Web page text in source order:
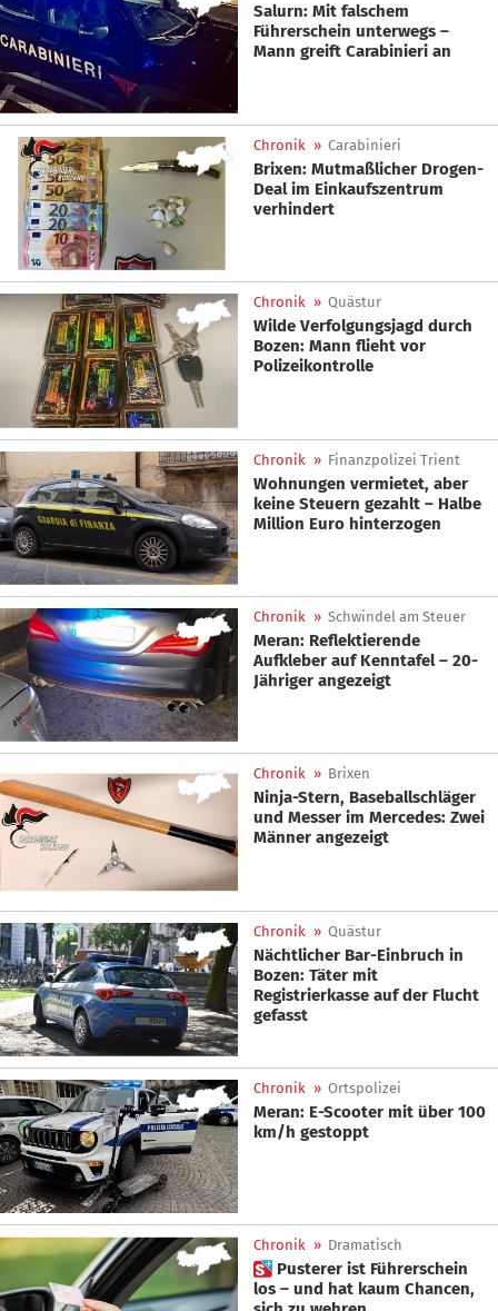
Salurn: Mit falschem
Führerschein unterwegs –
Mann greift Carabinieri an
Chronik » Carabinieri
Brixen: Mutmaßlicher Drogen-
Deal im Einkaufszentrum
verhindert
Chronik » Quästur
Wilde Verfolgungsjagd durch
Bozen: Mann flieht vor
Polizeikontrolle
Chronik » Finanzpolizei Trient
Wohnungen vermietet, aber
keine Steuern gezahlt – Halbe
Million Euro hinterzogen
Chronik » Schwindel am Steuer
Meran: Reflektierende
Aufkleber auf Kenntafel – 20-
Jähriger angezeigt
Chronik » Brixen
Ninja-Stern, Baseballschläger
und Messer im Mercedes: Zwei
Männer angezeigt
Chronik » Quästur
Nächtlicher Bar-Einbruch in
Bozen: Täter mit
Registrierkasse auf der Flucht
gefasst
Chronik » Ortspolizei
Meran: E-Scooter mit über 100
km/h gestoppt
Chronik » Dramatisch
 Pusterer ist Führerschein
los – und hat kaum Chancen,